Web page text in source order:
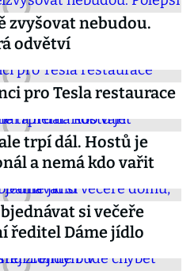
zvyšovat nebudou.
odvětví
pro Tesla restaurace
trpí dál. Hostů je
a nemá kdo vařit
si večeře
ředitel Dáme jídlo